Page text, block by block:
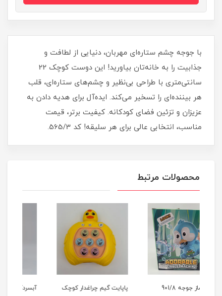
با جوجه چشم ستاره‌ای مهربان، دنیایی از لطافت و
جذابیت را به خانه‌تان بیاورید! این دوست کوچک 22
سانتی‌متری با طراحی بی‌نظیر و چشم‌های ستاره‌ای، قلب
هر بیننده‌ای را تسخیر می‌کند. ایده‌آل برای هدیه دادن به
عزیزان و تزئین فضای کودکانه. کیفیت برتر، قیمت
مناسب، انتخابی عالی برای هر سلیقه! کد 565/3.
محصولات مرتبط
پاپایت گیم چراغدار کوچک
آبسردکن جوجه اردک 1160